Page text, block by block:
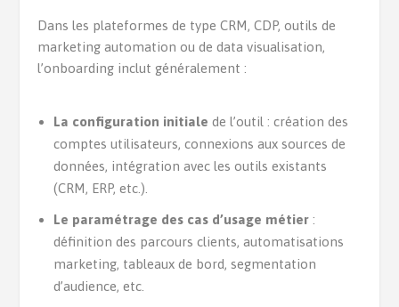
Dans les plateformes de type CRM, CDP, outils de
marketing automation ou de data visualisation,
l’onboarding inclut généralement :
La configuration initiale de l’outil : création des
comptes utilisateurs, connexions aux sources de
données, intégration avec les outils existants
(CRM, ERP, etc.).
Le paramétrage des cas d’usage métier:
définition des parcours clients, automatisations
marketing, tableaux de bord, segmentation
d’audience, etc.